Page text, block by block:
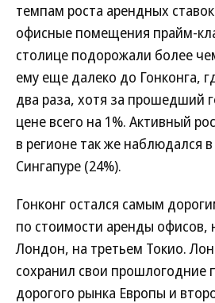
темпам роста арендных
офисные помещения прайм-
столице подорожали более
ему еще далеко до Гонконга,
два раза, хотя за прошедший
цене всего на 1%. Активный
в регионе так же наблюдался
Сингапуре (24%).
Гонконг остался самым
по стоимости аренды офисов,
Лондон, на третьем Токио.
сохранил свои прошлогодние
дорогого рынка Европы и